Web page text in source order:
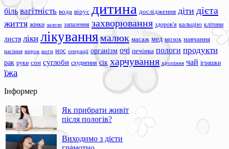
біль вагітність вода вірус дитина дослідження діти дієта
життя жінки залози запалення захворювання здоров'я кальцію клітини
листя ліки лікуваннямалюк масаж мед мозок навчання
насіння нирок ноги нос операції організм очі печінка пологи продукти
рак руки сон суглоби схуднення сік харчування хропіння чай іграшки
їжа
Інформер
Як прибрати живіт
після пологів?
Виходимо з дієти